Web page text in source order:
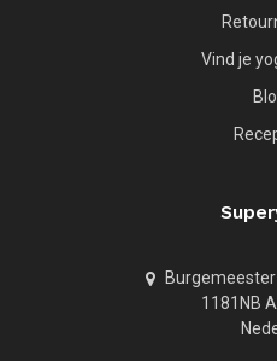
Vind je
1181NB